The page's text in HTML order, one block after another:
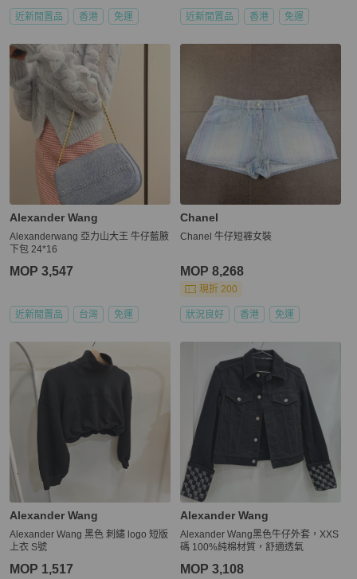
近新閒置品 香港 免運 近新閒置品 香港 免運
Alexander Wang
Alexanderwang 亞力山大王 牛仔藍腋
下包 24*16
MOP 3,547
近新閒置品 台灣 免運
Chanel
Chanel 牛仔短褲女裝
MOP 8,268
現折 200
狀況良好 香港 免運
Alexander Wang
Alexander Wang 黑色 刺繡 logo 短版
上衣 S號
MOP 1,517
Alexander Wang
Alexander Wang黑色牛仔外套，XXS
碼 100%純棉材質，舒適透氣
MOP 3,108